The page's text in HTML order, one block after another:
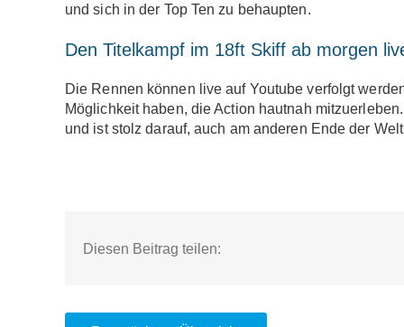
und sich in der Top Ten zu behaupten.
Den Titelkampf im 18ft Skiff ab morgen
Die Rennen können live auf Youtube verfolgt
Möglichkeit haben, die Action hautnah
und ist stolz darauf, auch am anderen Ende der
Diesen Beitrag teilen: